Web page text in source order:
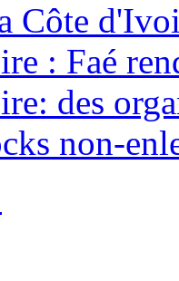
Côte
: Faé
des
non-